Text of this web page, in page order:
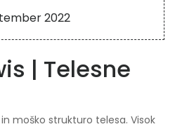
2022
| Telesne
moško strukturo telesa. Visok